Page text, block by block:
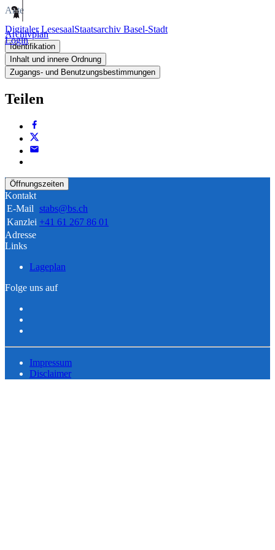
Digitaler LesesaalStaatsarchiv Basel-Stadt
Login
Akte
Archivplan
Identifikation
Inhalt und innere Ordnung
Zugangs- und Benutzungsbestimmungen
Teilen
Öffnungszeiten
Kontakt
E-Mail stabs@bs.ch
Kanzlei +41 61 267 86 01
Adresse
Links
Lageplan
Folge uns auf
Impressum
Disclaimer